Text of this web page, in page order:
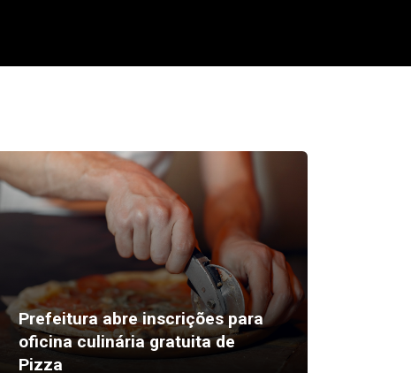
Prefeitura abre inscrições para
oficina culinária gratuita de
Pizza